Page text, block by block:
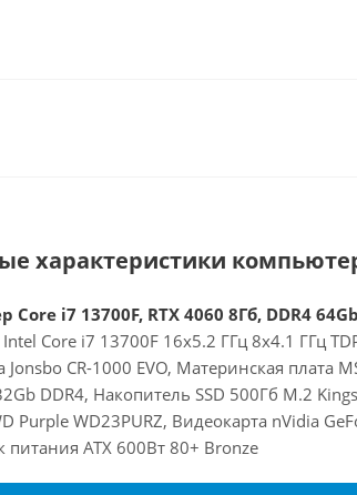
характеристики
i7 13700F, RTX 4060 8Гб, DDR4
Core i7 13700F 16x5.2 ГГц 8x4.1 ГГц
Jonsbo CR-1000 EVO, Материнская плата
DDR4, Накопитель SSD 500Гб M.2
Purple WD23PURZ, Видеокарта nVidia
питания ATX 600Вт 80+ Bronze